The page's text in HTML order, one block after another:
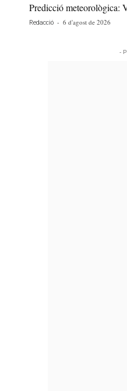
Predicció meteorològica:
Redacció - 6 d'agost de 2026
-